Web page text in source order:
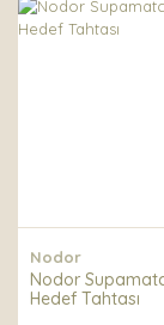
Nodor
Nodor
Hedef Tahtası